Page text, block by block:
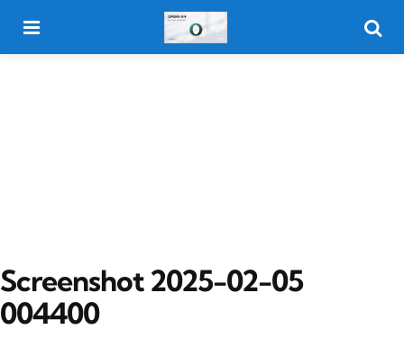
Screenshot 2025-02-05
004400